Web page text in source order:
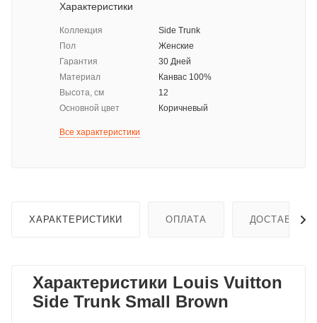
Характеристики
Коллекция
Side Trunk
Пол
Женские
Гарантия
30 Дней
Материал
Канвас 100%
Высота, см
12
Основной цвет
Коричневый
Все характеристики
ХАРАКТЕРИСТИКИ ОПЛАТА ДОСТАВКА
Характеристики Louis Vuitton
Side Trunk Small Brown